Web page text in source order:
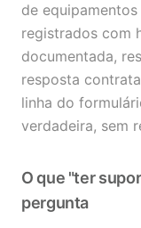
de
registrados com
documentada,
resposta
linha do
verdadeira, sem
O que "ter
pergunta